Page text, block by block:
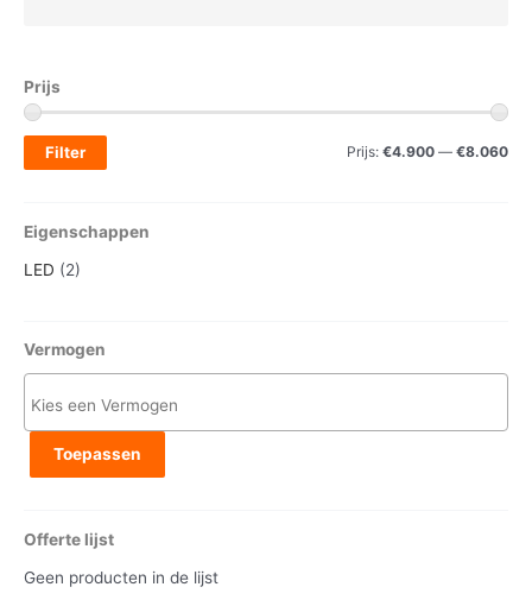
Prijs
M
j
M
j
Filter Prijs: €4.900 — €8.060
Eigenschappen
LED (2)
Vermogen
Toepassen
Offerte lijst
Geen producten in de lijst